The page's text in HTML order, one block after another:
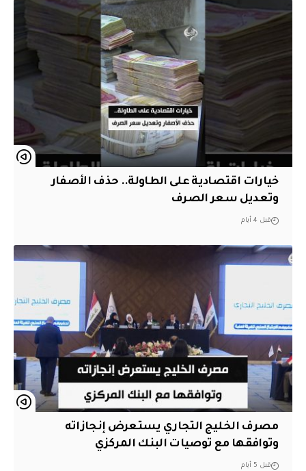
خيارات اقتصادية على الطاولة.. حذف الأصفار
وتعديل سعر الصرف
قبل 4 أيام
مصرف الخليج التجاري يستعرض إنجازاته
وتوافقها مع توصيات البنك المركزي
قبل 5 أيام